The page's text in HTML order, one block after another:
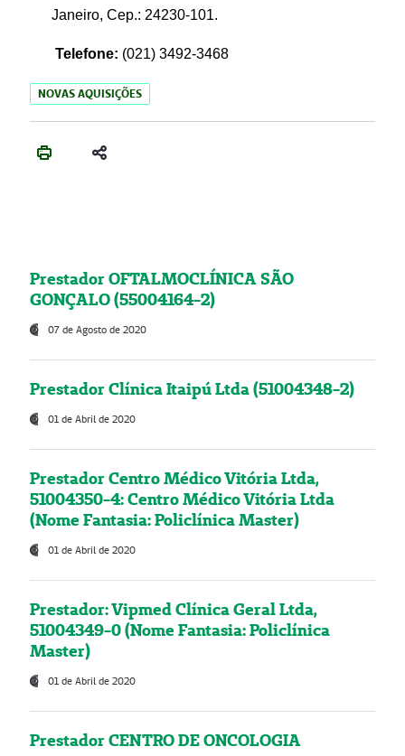
Janeiro, Cep.: 24230-101.
Telefone: (021) 3492-3468
NOVAS AQUISIÇÕES
Prestador OFTALMOCLÍNICA SÃO
GONÇALO (55004164-2)
07 de Agosto de 2020
Prestador Clínica Itaipú Ltda (51004348-2)
01 de Abril de 2020
Prestador Centro Médico Vitória Ltda,
51004350-4: Centro Médico Vitória Ltda
(Nome Fantasia: Policlínica Master)
01 de Abril de 2020
Prestador: Vipmed Clínica Geral Ltda,
51004349-0 (Nome Fantasia: Policlínica
Master)
01 de Abril de 2020
Prestador CENTRO DE ONCOLOGIA